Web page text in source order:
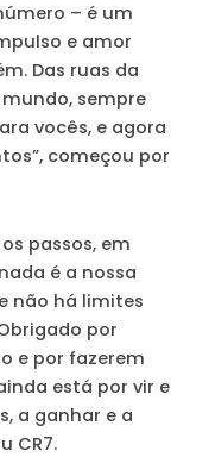
– é um
e amor
Das ruas da
sempre
vocês, e agora
começou por
passos, em
é a nossa
não há limites
por
e por fazerem
está por vir e
a ganhar e a
CR7.